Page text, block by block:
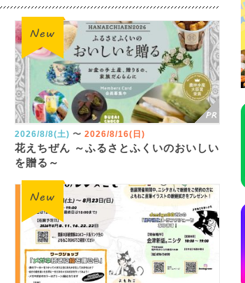
2026/8/8(土) 〜 2026/8/16(日)
花えちぜん ～ふるさとふくいのおいしい
を贈る～